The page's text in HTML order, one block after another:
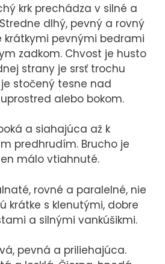
krk prechádza v silné a
dlhý, pevný a rovný
krátkymi pevnými bedrami
zadkom. Chvost je husto
strany je srsť trochu
stočený tesne nad
alebo bokom.
a siahajúca až k
predhrudím. Brucho je
málo vtiahnuté.
rovné a paralelné, nie
krátke s klenutými, dobre
a silnými vankúšikmi.
pevná a priliehajúca.